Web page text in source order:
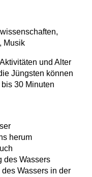
Musik
und Alter
Jüngsten können
30 Minuten
herum
des Wassers
Wassers in der